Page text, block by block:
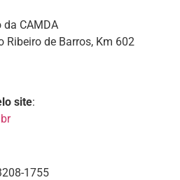
da CAMDA
Ribeiro de Barros, Km 602
site:
1755